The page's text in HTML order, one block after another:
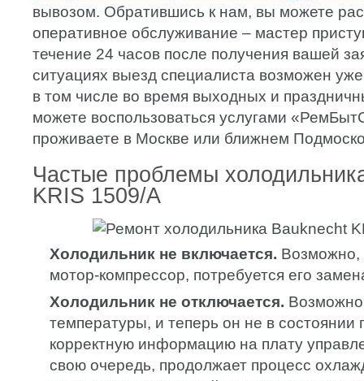
вывозом. Обратившись к нам, вы можете
оперативное обслуживание – мастер
течение 24 часов после получения вашей
ситуациях выезд специалиста возможен
в том числе во время выходных и
можете воспользоваться услугами
проживаете в Москве или ближнем
Частые проблемы
KRIS 1509/A
Холодильник не включается. Возможно,
мотор-компрессор, потребуется его
Холодильник не отключается.
температуры, и теперь он не в состоянии
корректную информацию на плату
свою очередь, продолжает процесс